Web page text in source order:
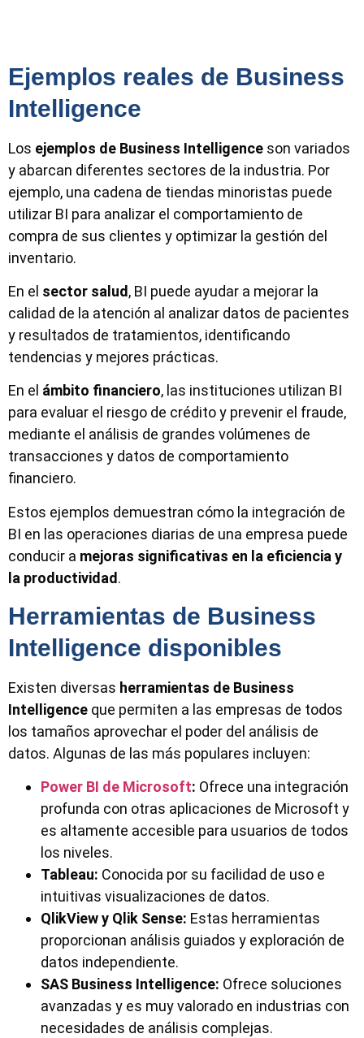
Ejemplos reales de Business
Intelligence
Los ejemplos de Business Intelligence son variados
y abarcan diferentes sectores de la industria. Por
ejemplo, una cadena de tiendas minoristas puede
utilizar BI para analizar el comportamiento de
compra de sus clientes y optimizar la gestión del
inventario.
En el sector salud , BI puede ayudar a mejorar la
calidad de la atención al analizar datos de pacientes
y resultados de tratamientos, identificando
tendencias y mejores prácticas.
En el ámbito financiero, las instituciones utilizan BI
para evaluar el riesgo de crédito y prevenir el fraude,
mediante el análisis de grandes volúmenes de
transacciones y datos de comportamiento
financiero.
Estos ejemplos demuestran cómo la integración de
BI en las operaciones diarias de una empresa puede
conducir a mejoras significativas en la eficiencia y
la productividad.
Herramientas de Business
Intelligence disponibles
Existen diversas herramientas de Business
Intelligence que permiten a las empresas de todos
los tamaños aprovechar el poder del análisis de
datos. Algunas de las más populares incluyen:
Power BI de Microsoft: Ofrece una integración
profunda con otras aplicaciones de Microsoft y
es altamente accesible para usuarios de todos
los niveles.
Tableau: Conocida por su facilidad de uso e
intuitivas visualizaciones de datos.
QlikView y Qlik Sense: Estas herramientas
proporcionan análisis guiados y exploración de
datos independiente.
SAS Business Intelligence: Ofrece soluciones
avanzadas y es muy valorado en industrias con
necesidades de análisis complejas.